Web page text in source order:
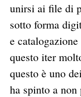
unirsi ai file di
sotto forma
e
questo iter
questo è uno
ha spinto a